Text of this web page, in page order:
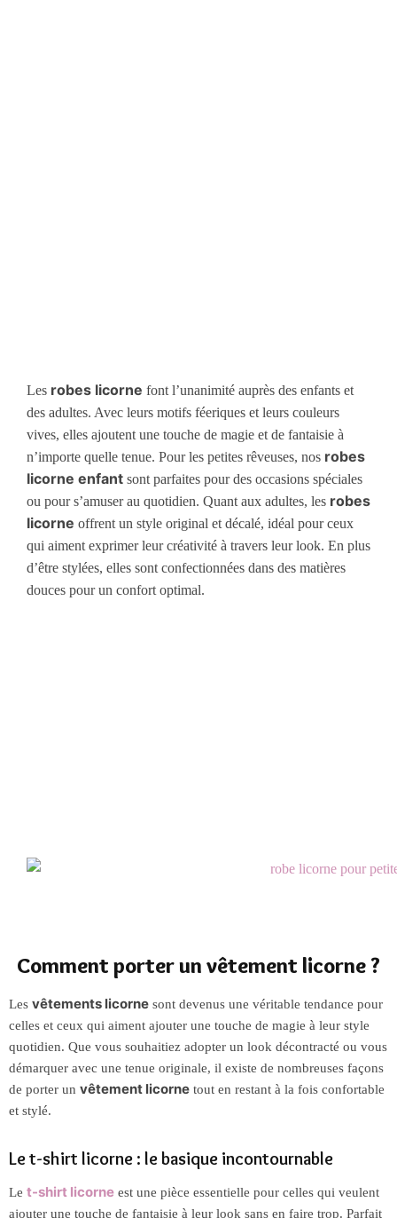
Les robes licorne font l’unanimité auprès des enfants et
des adultes. Avec leurs motifs féeriques et leurs couleurs
vives, elles ajoutent une touche de magie et de fantaisie à
n’importe quelle tenue. Pour les petites rêveuses, nos robes
licorne enfant sont parfaites pour des occasions spéciales
ou pour s’amuser au quotidien. Quant aux adultes, les robes
licorne offrent un style original et décalé, idéal pour ceux
qui aiment exprimer leur créativité à travers leur look. En plus
d’être stylées, elles sont confectionnées dans des matières
douces pour un confort optimal.
Comment porter un vêtement licorne ?
Les vêtements licorne sont devenus une véritable tendance pour
celles et ceux qui aiment ajouter une touche de magie à leur style
quotidien. Que vous souhaitiez adopter un look décontracté ou vous
démarquer avec une tenue originale, il existe de nombreuses façons
de porter un vêtement licorne tout en restant à la fois confortable
et stylé.
Le t-shirt licorne : le basique incontournable
Le t-shirt licorne est une pièce essentielle pour celles qui veulent
ajouter une touche de fantaisie à leur look sans en faire trop. Parfait